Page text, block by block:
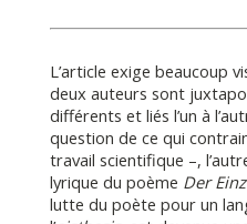
L’article exige beaucoup
deux auteurs sont
différents et liés l’un à
question de ce qui
travail scientifique –,
lyrique du poème Der
lutte du poète pour un